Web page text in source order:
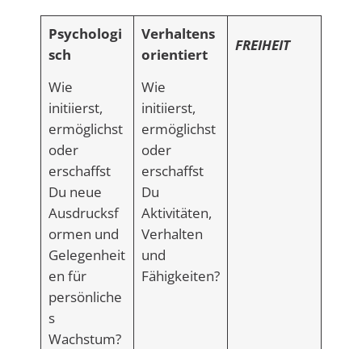
Psychologi
sch
Wie
initiierst,
ermöglichst
oder
erschaffst
Du neue
Ausdrucksf
ormen und
Gelegenheit
en für
persönliche
s
Wachstum?
Verhaltens
orientiert
Wie
initiierst,
ermöglichst
oder
erschaffst
Du
Aktivitäten,
Verhalten
und
Fähigkeiten?
FREIHEIT